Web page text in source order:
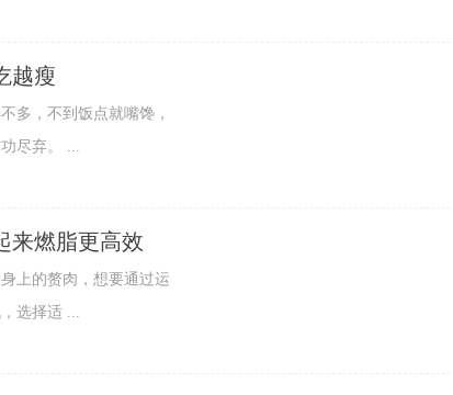
越瘦
，不到饭点就嘴馋，
尽弃。 ...
燃脂更高效
上的赘肉，想要通过运
选择适 ...